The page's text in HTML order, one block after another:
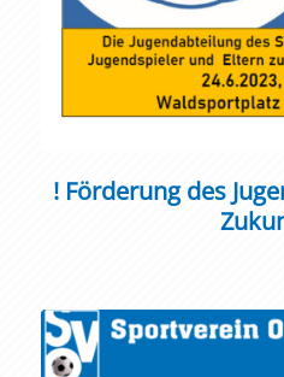
! Förderung des